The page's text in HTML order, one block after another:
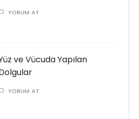
YORUM AT
ve Vücuda Yapılan
YORUM AT